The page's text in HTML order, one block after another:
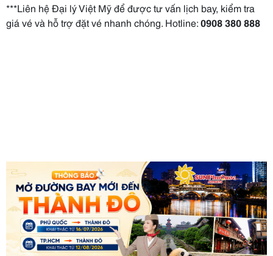
***Liên hệ Đại lý Việt Mỹ để được tư vấn lịch bay, kiểm tra
giá vé và hỗ trợ đặt vé nhanh chóng. Hotline:0908 380 888